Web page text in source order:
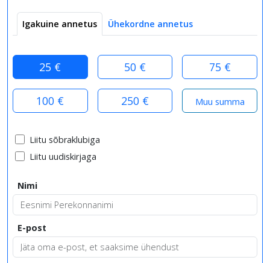
Igakuine annetus Ühekordne annetus
25 € 50 € 75 €
100 € 250 €
Liitu sõbraklubiga
Liitu uudiskirjaga
Nimi
E-post